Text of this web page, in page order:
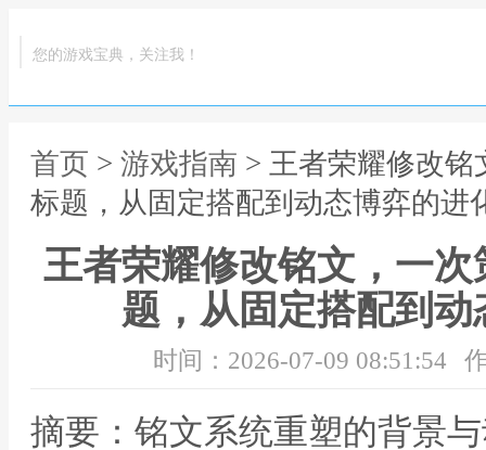
您的游戏宝典，关注我！
首页 > 游戏指南 > 王者荣耀修改
标题，从固定搭配到动态博弈的进
王者荣耀修改铭文，一
题，从固定搭配到
时间：2026-07-09 08:51:54
摘要：铭文系统重塑的背景